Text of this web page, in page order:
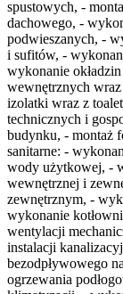
spustowych, -
dachowego, -
podwieszanych, -
i sufitów, -
wykonanie
wewnętrznych
izolatki wraz z
technicznych i
budynku, - montaż
sanitarne: -
wody użytkowej, -
wewnętrznej i
zewnętrznym, -
wykonanie
wentylacji
instalacji
bezodpływowego
ogrzewania